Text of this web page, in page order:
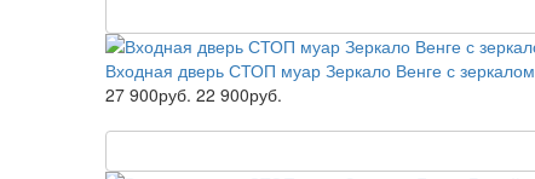
Входная дверь СТОП муар Зеркало Венге с зеркалом
27 900руб. 22 900руб.